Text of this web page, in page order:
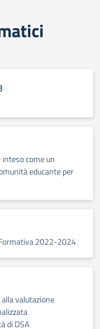
inteso come un
educante per
2022-2024
valutazione
di DSA